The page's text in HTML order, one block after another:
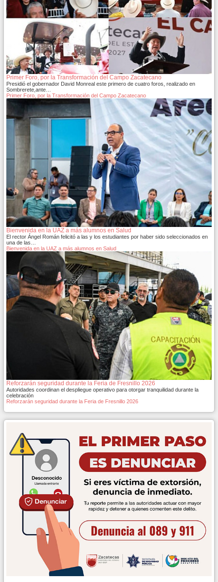
Primer Foro, por la Transformación del Campo Zacatecano
Presidió el gobernador David Monreal este primero de cuatro foros, realizado en
Sombrerete,ante…
Primer Foro, por la Transformación del Campo Zacatecano
Bienvenida en la UAZ a más alumnos en Salud
El rector Ángel Román felicitó a las y los estudiantes por haber sido seleccionados en
una de las…
Bienvenida en la UAZ a más alumnos en Salud
Reforzarán seguridad durante la Feria de Fresnillo 2026
Autoridades coordinan el despliegue operativo para otorgar tranquilidad durante la
celebración
Reforzarán seguridad durante la Feria de Fresnillo 2026